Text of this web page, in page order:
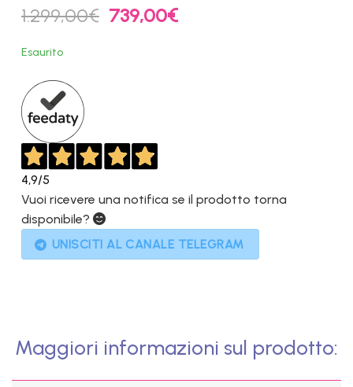
1.299,00€ Il
prezzo
739,00€Il
Esaurito
4,9/5
Vuoi ricevere una notifica se il prodotto torna
disponibile?
UNISCITI AL CANALE TELEGRAM
Maggiori informazioni sul prodotto: